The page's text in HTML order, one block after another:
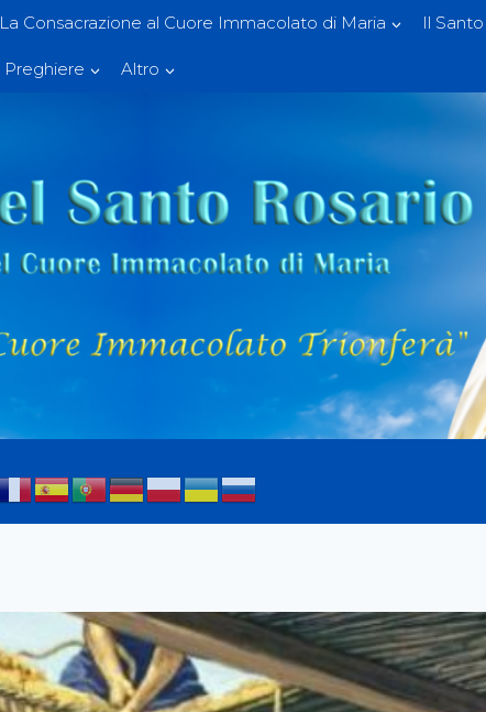
La Consacrazione al Cuore Immacolato di Maria Il
Preghiere Altro